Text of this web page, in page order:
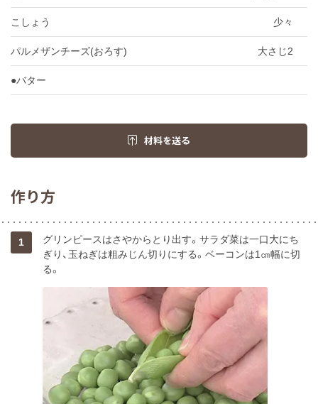
こしょう 少々
パルメザンチーズ(おろす) 大さじ2
●バター
材料を送る
作り方
1
グリンピースはさやからとり出す。サラダ菜は一口大にち
ぎり、玉ねぎは粗みじん切りにする。ベーコンは1㎝幅に切
る。